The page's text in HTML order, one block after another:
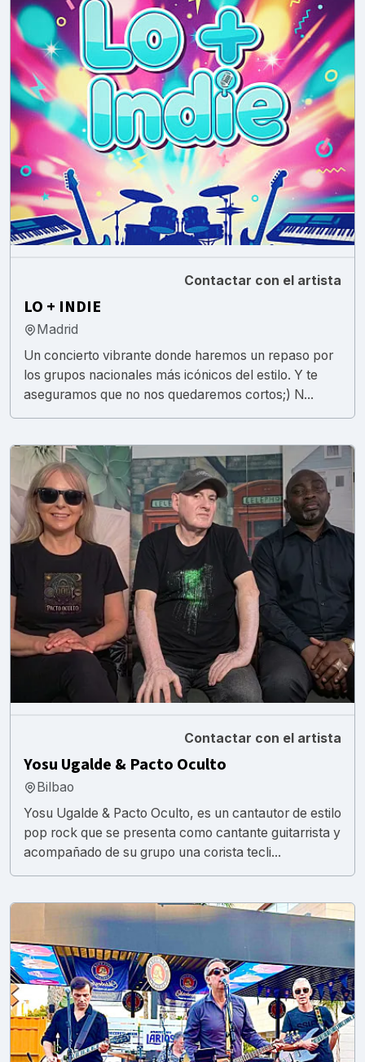
Contactar con el artista
LO + INDIE
Madrid
Un concierto vibrante donde haremos un repaso por
los grupos nacionales más icónicos del estilo. Y te
aseguramos que no nos quedaremos cortos;) N...
Contactar con el artista
Yosu Ugalde & Pacto Oculto
Bilbao
Yosu Ugalde & Pacto Oculto, es un cantautor de estilo
pop rock que se presenta como cantante guitarrista y
acompañado de su grupo una corista tecli...